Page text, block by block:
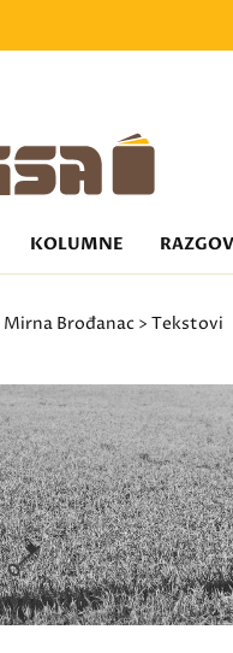
KOLUMNE
Mirna Brođanac > Tekstovi